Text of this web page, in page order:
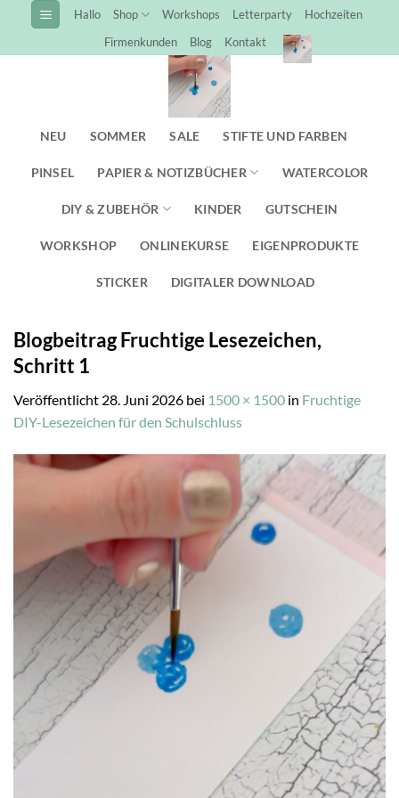
Inhalt
springen
Hallo Shop Workshops Letterparty
Hochzeiten
Firmenkunden
Blog Kontakt
NEU SOMMER SALE STIFTE UND FARBEN
PINSEL PAPIER & NOTIZBÜCHER WATERCOLOR
DIY & ZUBEHÖR KINDER GUTSCHEIN
WORKSHOP ONLINEKURSE EIGENPRODUKTE
STICKER DIGITALER DOWNLOAD
Blogbeitrag Fruchtige Lesezeichen,
Schritt 1
Veröffentlicht 28. Juni 2026 bei 1500 × 1500 in Fruchtige
DIY-Lesezeichen für den Schulschluss